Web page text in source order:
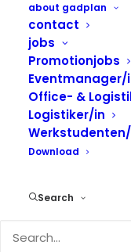
about gadplan
contact
jobs
Promotionjobs
Eventmanager/
Office- &
Logistiker/in
Download
Search
KONTAKTLOSE AKTION